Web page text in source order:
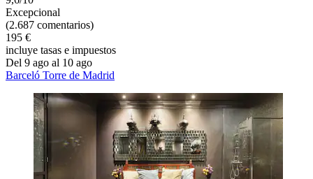
Excepcional
(2.687 comentarios)
195 €
incluye tasas e impuestos
Del 9 ago al 10 ago
Barceló Torre de Madrid